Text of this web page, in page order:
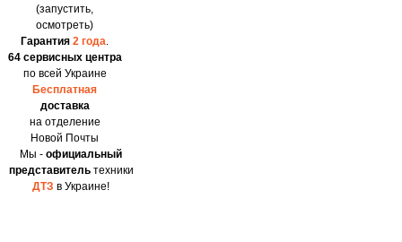
(запустить,
осмотреть)
Гарантия 2 года.
64 сервисных центра
по всей Украине
Бесплатная
доставка
на отделение
Новой Почты
Мы - официальный
представительтехники
ДТЗ в Украине!